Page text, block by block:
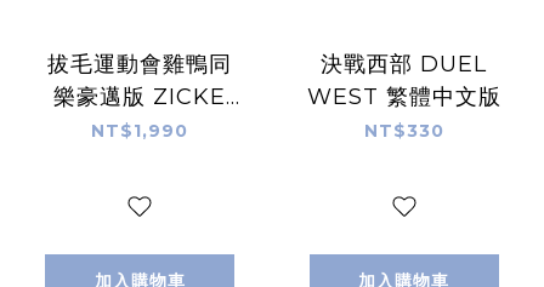
拔毛運動會雞鴨同
樂豪邁版 ZICKE
ZACKE BIG BOX
版
NT$1,990
加入購物車
決戰西部 DUEL
WEST 繁體中文版
NT$330
加入購物車